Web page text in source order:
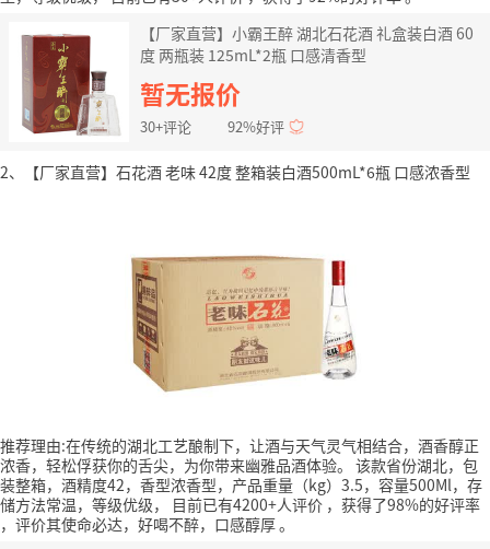
【厂家直营】小霸王醉 湖北石花酒 礼盒装白酒 60
度 两瓶装 125mL*2瓶 口感清香型
暂无报价
30+评论 92%好评
2、【厂家直营】石花酒 老味 42度 整箱装白酒500mL*6瓶 口感浓香型
推荐理由:在传统的湖北工艺酿制下，让酒与天气灵气相结合，酒香醇正
浓香，轻松俘获你的舌尖，为你带来幽雅品酒体验。 该款省份湖北，包
装整箱，酒精度42，香型浓香型，产品重量（kg）3.5，容量500Ml，存
储方法常温，等级优级，
目前已有4200+人评价 ，获得了98%的好评率
，评价其使命必达，好喝不醉，口感醇厚。